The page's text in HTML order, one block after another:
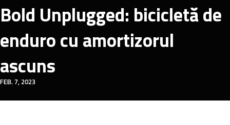
Bold Unplugged: bicicletă de
enduro cu amortizorul
ascuns
FEB. 7, 2023